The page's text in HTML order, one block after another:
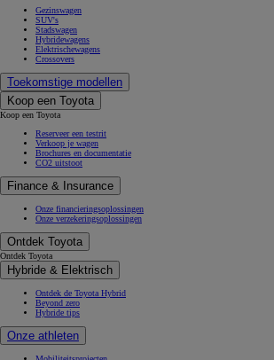
Gezinswagen
SUV's
Stadswagen
Hybridewagens
Elektrischewagens
Crossovers
Toekomstige modellen
Koop een Toyota
Koop een Toyota
Reserveer een testrit
Verkoop je wagen
Brochures en documentatie
CO2 uitstoot
Finance & Insurance
Onze financieringsoplossingen
Onze verzekeringsoplossingen
Ontdek Toyota
Ontdek Toyota
Hybride & Elektrisch
Ontdek de Toyota Hybrid
Beyond zero
Hybride tips
Onze athleten